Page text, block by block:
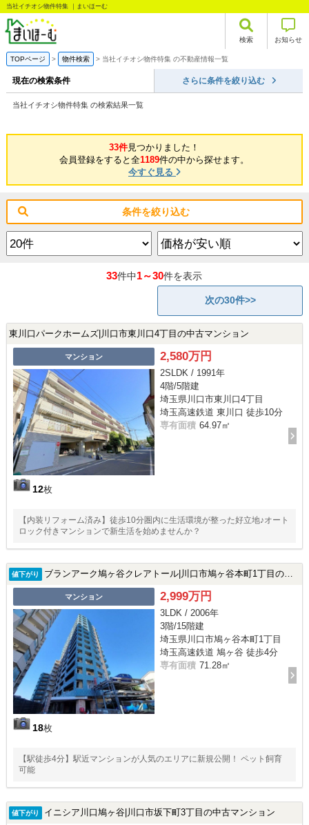
当社イチオシ物件特集 ｜まいほーむ
検索 お知らせ
TOPページ 物件検索 当社イチオシ物件特集 の不動産情報一覧
現在の検索条件 さらに条件を絞り込む
当社イチオシ物件特集 の検索結果一覧
33件見つかりました！
会員登録をすると全1189件の中から探せます。
今すぐ見る
条件を絞り込む
33件中1～30件を表示
次の30件>>
東川口パークホームズ|川口市東川口4丁目の中古マンション
マンション
12枚
2,580万円
2SLDK / 1991年
4階/5階建
埼玉県川口市東川口4丁目
埼玉高速鉄道 東川口 徒歩10分
専有面積 64.97㎡
【内装リフォーム済み】徒歩10分圏内に生活環境が整った好立地♪オート
ロック付きマンションで新生活を始めませんか？
値下がり ブランアーク鳩ヶ谷クレアトール|川口市鳩ヶ谷本町1丁目の中古マンション
マンション
18枚
2,999万円
3LDK / 2006年
3階/15階建
埼玉県川口市鳩ヶ谷本町1丁目
埼玉高速鉄道 鳩ヶ谷 徒歩4分
専有面積 71.28㎡
【駅徒歩4分】駅近マンションが人気のエリアに新規公開！ ペット飼育
可能
値下がり イニシア川口鳩ヶ谷|川口市坂下町3丁目の中古マンション